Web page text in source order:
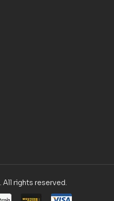
. All rights reserved.